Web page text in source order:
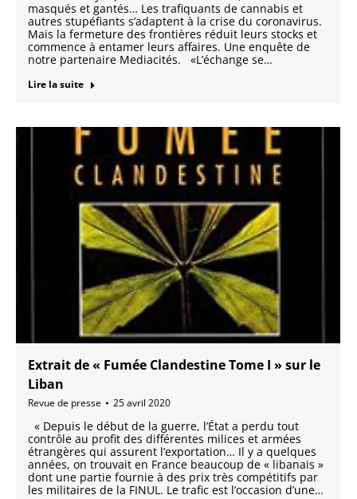
masqués et gantés… Les trafiquants de cannabis et
autres stupéfiants s’adaptent à la crise du coronavirus.
Mais la fermeture des frontières réduit leurs stocks et
commence à entamer leurs affaires. Une enquête de
notre partenaire Mediacités. «L’échange se…
Lire la suite
Extrait de « Fumée Clandestine Tome I » sur le
Liban
Revue de presse 25 avril 2020
« Depuis le début de la guerre, l’État a perdu tout
contrôle au profit des différentes milices et armées
étrangères qui assurent l’exportation… Il y a quelques
années, on trouvait en France beaucoup de « libanais »
dont une partie fournie à des prix très compétitifs par
les militaires de la FINUL. Le trafic est l’occasion d’une…